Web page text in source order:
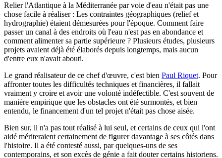
Relier l'Atlantique à la Méditerranée par voie d'eau n'était pas une
chose facile à réaliser : Les contraintes géographiques (relief et
hydrographie) étaient démesurées pour l'époque. Comment faire
passer un canal à des endroits où l'eau n'est pas en abondance et
comment alimenter sa partie supérieure ? Plusieurs études, plusieurs
projets avaient déjà été élaborés depuis longtemps, mais aucun
d'entre eux n'avait abouti.
Le grand réalisateur de ce chef d'œuvre, c'est bien Paul Riquet. Pour
affronter toutes les difficultés techniques et financières, il fallait
vraiment y croire et avoir une volonté indéfectible. C'est souvent de
manière empirique que les obstacles ont été surmontés, et bien
entendu, le financement d'un tel projet n'était pas chose aisée.
Bien sur, il n'a pas tout réalisé à lui seul, et certains de ceux qui l'ont
aidé mériteraient certainement de figurer davantage à ses côtés dans
l'histoire. Il a été contesté aussi, par quelques-uns de ses
contemporains, et son excès de génie a fait douter certains historiens.